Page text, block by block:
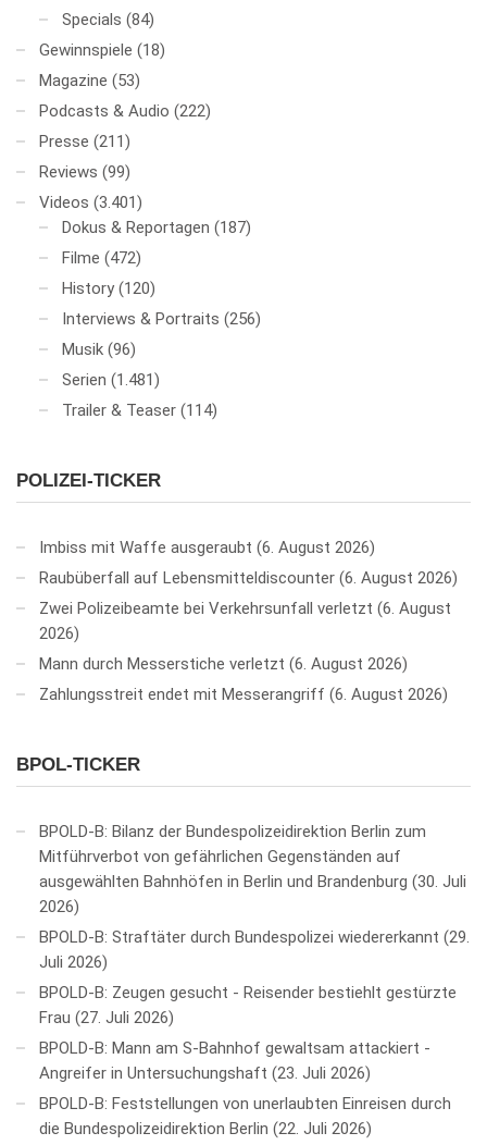
Specials (84)
Gewinnspiele (18)
Magazine (53)
Podcasts & Audio (222)
Presse (211)
Reviews (99)
Videos (3.401)
Dokus & Reportagen (187)
Filme (472)
History (120)
Interviews & Portraits (256)
Musik (96)
Serien (1.481)
Trailer & Teaser (114)
POLIZEI-TICKER
Imbiss mit Waffe ausgeraubt 6. August 2026
Raubüberfall auf Lebensmitteldiscounter 6. August 2026
Zwei Polizeibeamte bei Verkehrsunfall verletzt 6. August
2026
Mann durch Messerstiche verletzt 6. August 2026
Zahlungsstreit endet mit Messerangriff 6. August 2026
BPOL-TICKER
BPOLD-B: Bilanz der Bundespolizeidirektion Berlin zum
Mitführverbot von gefährlichen Gegenständen auf
ausgewählten Bahnhöfen in Berlin und Brandenburg 30. Juli
2026
BPOLD-B: Straftäter durch Bundespolizei wiedererkannt
29.
Juli 2026
BPOLD-B: Zeugen gesucht - Reisender bestiehlt gestürzte
Frau
27. Juli 2026
BPOLD-B: Mann am S-Bahnhof gewaltsam attackiert -
Angreifer in Untersuchungshaft
23. Juli 2026
BPOLD-B: Feststellungen von unerlaubten Einreisen durch
die Bundespolizeidirektion Berlin
22. Juli 2026